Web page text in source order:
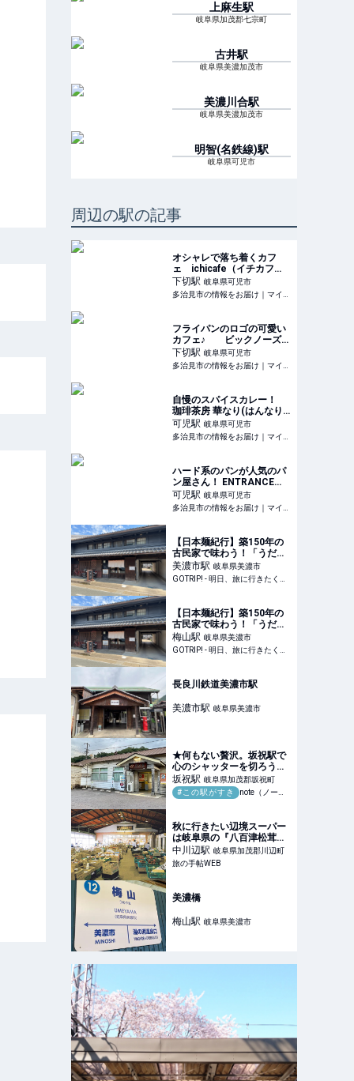
上麻生駅
岐阜県加茂郡七宗町
古井駅
岐阜県美濃加茂市
美濃川合駅
岐阜県美濃加茂市
明智(名鉄線)駅
岐阜県可児市
周辺の駅の記事
オシャレで落ち着くカフ
ェ ichicafe（イチカフ
ェ）【可児市・ランチ】 |
多治見市の情報をお届け｜
マイティーライン
下切駅 岐阜県可児市
多治見市の情報をお届け｜マイティーライン
フライパンのロゴの可愛い
カフェ♪ ビックノーズカ
フェ【可児市・ランチ】 |
多治見市の情報をお届け｜
マイティーライン
下切駅 岐阜県可児市
多治見市の情報をお届け｜マイティーライン
自慢のスパイスカレー！
珈琲茶房 華なり(はんなり)
【可児市・ランチ】 | 多治
見市の情報をお届け｜マイ
ティーライン
可児駅 岐阜県可児市
多治見市の情報をお届け｜マイティーライン
ハード系のパンが人気のパ
ン屋さん！ ENTRANCE
BAKERY【可児市・パン】 |
多治見市の情報をお届け｜
マイティーライン
可児駅 岐阜県可児市
多治見市の情報をお届け｜マイティーライン
【日本麺紀行】築150年の
古民家で味わう！「うだつ
の上がる町並み」の名店で
堪能する石臼挽き手打ち蕎
麦とは？ / 岐阜県美濃市の
GOTRIP!
美濃市駅 岐阜県美濃市
GOTRIP! - 明日、旅に行きたくなるメディア
【日本麺紀行】築150年の
古民家で味わう！「うだつ
の上がる町並み」の名店で
堪能する石臼挽き手打ち蕎
麦とは？ / 岐阜県美濃市の
GOTRIP!
梅山駅 岐阜県美濃市
GOTRIP! - 明日、旅に行きたくなるメディア
長良川鉄道美濃市駅
美濃市駅 岐阜県美濃市
★何もない贅沢。坂祝駅で
心のシャッターを切ろう！
｜ハッピー
坂祝駅 岐阜県加茂郡坂祝町
#この駅がすき
note（ノート）
秋に行きたい辺境スーパー
は岐阜県の『八百津松茸市
場「後藤食品」』。ヘボ、
鮎、松茸、自家製おかずを
忘れずに｜旅の手帖WEB
中川辺駅 岐阜県加茂郡川辺町
旅の手帖WEB
美濃橋
梅山駅 岐阜県美濃市